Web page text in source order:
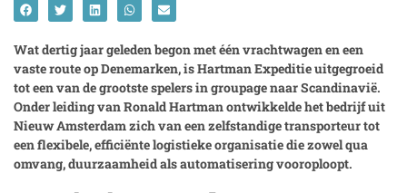
Wat dertig jaar geleden begon met één vrachtwagen en een
vaste route op Denemarken, is Hartman Expeditie uitgegroeid
tot een van de grootste spelers in groupage naar Scandinavië.
Onder leiding van Ronald Hartman ontwikkelde het bedrijf uit
Nieuw Amsterdam zich van een zelfstandige transporteur tot
een flexibele, efficiënte logistieke organisatie die zowel qua
omvang, duurzaamheid als automatisering vooroploopt.